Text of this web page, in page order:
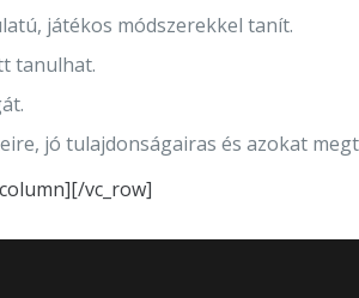
játékos módszerekkel tanít.
tanulhat.
jó tulajdonságairas és azokat
vc_row]